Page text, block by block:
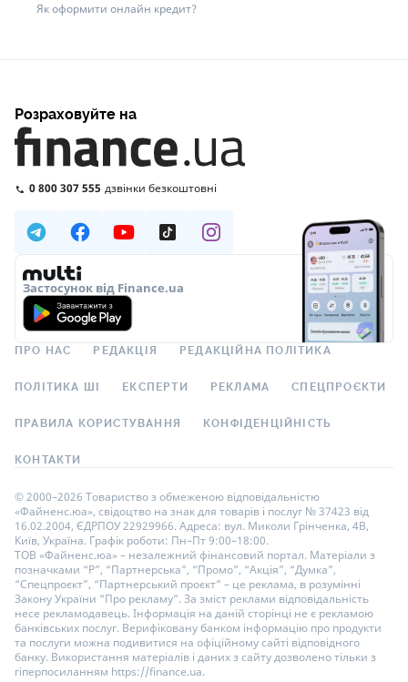
Як оформити онлайн кредит?
Розраховуйте на
0 800 307 555 дзвінки безкоштовні
Застосунок від Finance.ua
ПРО НАС РЕДАКЦІЯ РЕДАКЦІЙНА ПОЛІТИКА
ПОЛІТИКА ШІ ЕКСПЕРТИ РЕКЛАМА СПЕЦПРОЄКТИ
ПРАВИЛА КОРИСТУВАННЯ КОНФІДЕНЦІЙНІСТЬ
КОНТАКТИ
© 2000–2026 Товариство з обмеженою відповідальністю
«Файненс.юа», свідоцтво на знак для товарів і послуг № 37423 від
16.02.2004, ЄДРПОУ 22929966. Адреса: вул. Миколи Грінченка, 4В,
Київ, Україна. Графік роботи: Пн–Пт 9:00–18:00.
ТОВ «Файненс.юа» – незалежний фінансовий портал. Матеріали з
позначками “Р”, “Партнерська”, “Промо”, “Акція”, “Думка”,
“Спецпроєкт”, “Партнерський проєкт” – це реклама, в розумінні
Закону України “Про рекламу”. За зміст реклами відповідальність
несе рекламодавець. Інформація на даній сторінці не є рекламою
банківських послуг. Верифіковану банком інформацію про продукти
та послуги можна подивитися на офіційному сайті відповідного
банку. Використання матеріалів і даних з сайту дозволено тільки з
гіперпосиланням https://finance.ua.